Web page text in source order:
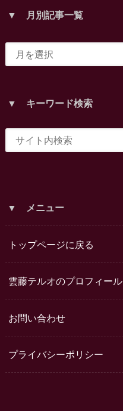
▼ 月別記事一覧
▼ キーワード検索
▼ メニュー
トップページに戻る
雲藤テルオのプロフィール
お問い合わせ
プライバシーポリシー